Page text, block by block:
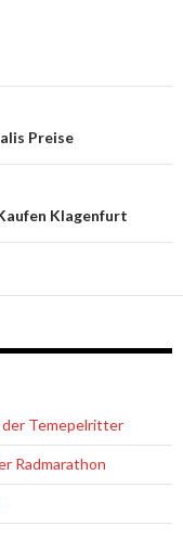
Preise
Klagenfurt
der Temepelritter
Radmarathon